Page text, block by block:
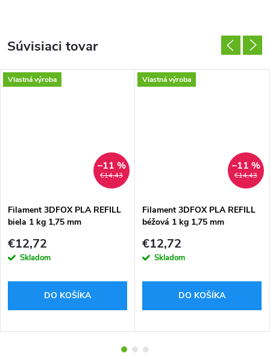
Súvisiaci tovar
Vlastná výroba
€14,43
–11 %
Filament 3DFOX PLA REFILL
biela 1 kg 1,75 mm
€12,72
Skladom
DO KOŠÍKA
Vlastná výroba
€14,43
–11 %
Filament 3DFOX PLA REFILL
béžová 1 kg 1,75 mm
€12,72
Skladom
DO KOŠÍKA